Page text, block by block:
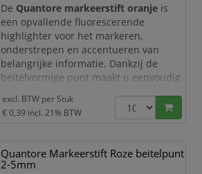
onderliggende tekst goed leesbaar blijf
De Quantore markeerstift oranje is
een opvallende fluorescerende
highlighter voor het markeren,
onderstrepen en accentueren van
belangrijke informatie. Dankzij de
beitelvormige punt maakt u eenvoudig
markeringen. De heldere oranje inkt
valt direct op in documenten, notities
belangrijke passages snel terugvindt
en overzichtelijk kunt organiseren.
excl. BTW per Stuk
€ 0,39 incl. 21% BTW
Quantore Markeerstift Roze beitelpunt
2-5mm